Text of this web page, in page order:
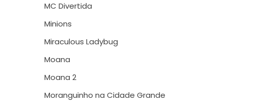
MC Divertida
Minions
Miraculous Ladybug
Moana
Moana 2
Moranguinho na Cidade Grande